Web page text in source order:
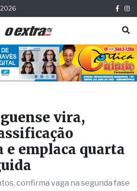
vira,
emplaca quarta